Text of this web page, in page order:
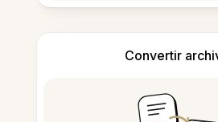
Convertir